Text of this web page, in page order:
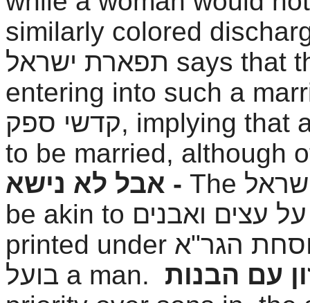
similarly colored
says that
entering into such a
קדשי ספק, implying that
to be married, although
אבל לא נישא - The
be akin to עצים ואבנים
printed under הגר"א
a man.